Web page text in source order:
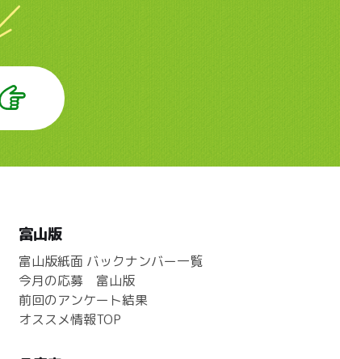
富山版
富山版紙面 バックナンバー一覧
今月の応募 富山版
前回のアンケート結果
オススメ情報TOP